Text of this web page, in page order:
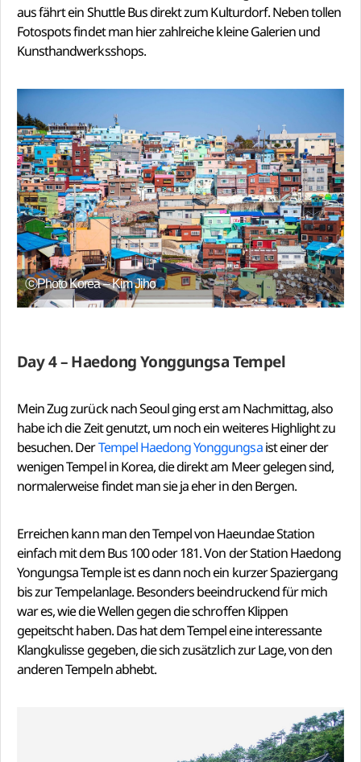
aus fährt ein Shuttle Bus direkt zum Kulturdorf. Neben tollen
Fotospots findet man hier zahlreiche kleine Galerien und
Kunsthandwerksshops.
ⓒPhoto Korea – Kim Jiho
Day 4 – Haedong Yonggungsa Tempel
Mein Zug zurück nach Seoul ging erst am Nachmittag, also
habe ich die Zeit genutzt, um noch ein weiteres Highlight zu
besuchen. DerTempel Haedong Yonggungsaist einer der
wenigen Tempel in Korea, die direkt am Meer gelegen sind,
normalerweise findet man sie ja eher in den Bergen.
Erreichen kann man den Tempel von Haeundae Station
einfach mit dem Bus 100 oder 181. Von der Station Haedong
Yongungsa Temple ist es dann noch ein kurzer Spaziergang
bis zur Tempelanlage. Besonders beeindruckend für mich
war es, wie die Wellen gegen die schroffen Klippen
gepeitscht haben. Das hat dem Tempel eine interessante
Klangkulisse gegeben, die sich zusätzlich zur Lage, von den
anderen Tempeln abhebt.